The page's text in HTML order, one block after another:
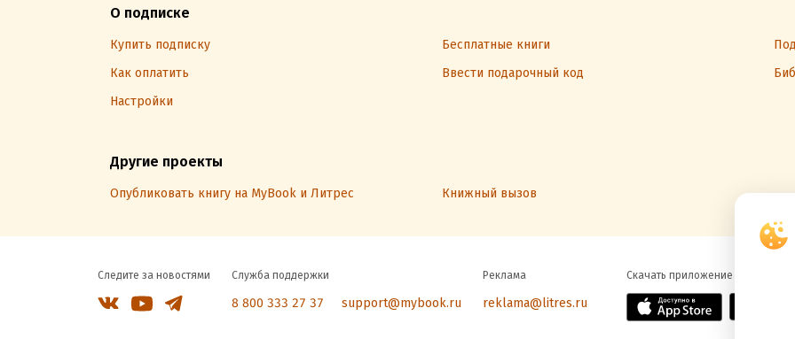
О подписке
Купить подписку Бесплатные книги
Как оплатить
Ввести подарочный код
Настройки
Другие проекты
Опубликовать книгу на MyBook и Литрес Книжный вызов
Следите за новостями Служба поддержки
8 800 333 27 37 support@mybook.ru
Реклама
reklama@litres.ru
Скачать приложение